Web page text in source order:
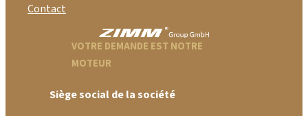
Contact
VOTRE DEMANDE EST NOTRE
MOTEUR
Siège social de la société